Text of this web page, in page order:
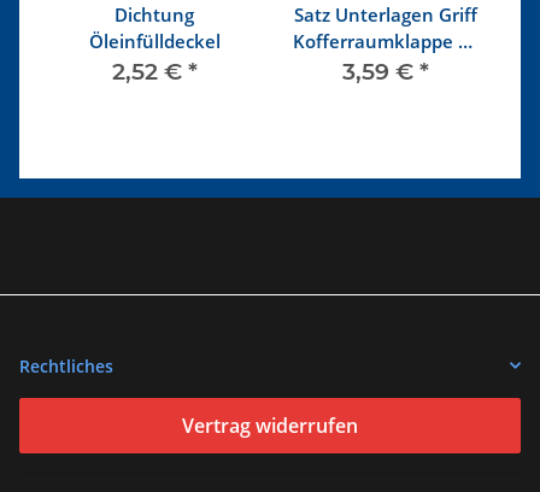
Dichtung
Öleinfülldeckel
2,52 € *
Satz Unterlagen Griff
Kofferraumklappe ab
68 schwarz
3,59 € *
Rechtliches
Vertrag widerrufen